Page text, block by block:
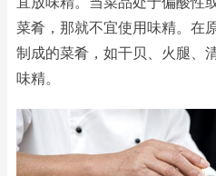
菜肴，那就不宜使用味精。在
制成的菜肴，如干贝、火腿、
味精。